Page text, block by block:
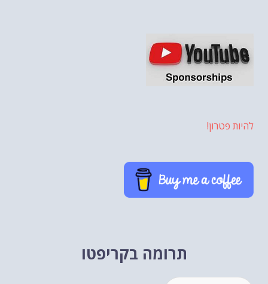
להיות פטרון!
תרומה בקריפטו